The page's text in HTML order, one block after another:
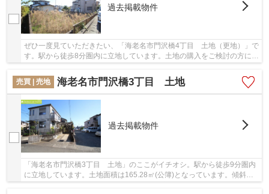
過去掲載物件
ぜひ一度見ていただきたい、「海老名市門沢橋4丁目 土地（更地）」で
す。駅から徒歩8分圏内に立地しています。土地の購入をご検討の方にお
売買 | 売地
海老名市門沢橋3丁目 土地
過去掲載物件
「海老名市門沢橋3丁目 土地」のここがイチオシ。駅から徒歩9分圏内
に立地しています。土地面積は165.28㎡(公簿)となっています。傾斜地